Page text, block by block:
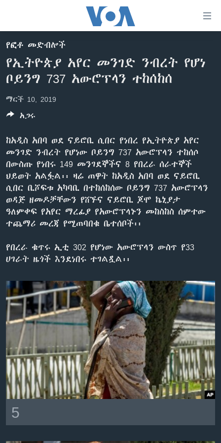
ማገናኛዎች
ዋናው
ይዘት
ወደ
ዋናው
እለፍ
ዋናው
ይዘት
እለፍ
ኢትዮጵያ
ዓለምአቀፍ
መካከለኛው ምሥራቅ
ኑሮ በጤንነት
ከምሽቱ ሦስት ሰዓት የአማርኛ ዜና
የፎቶ መድብሎች
ክምችት
Learning English
ይከተሉን
ቋንቋዎች
የፎቶ መድብሎች
የኢትዮጵያ አየር መንገድ ንብረት የሆነ
ቦይንግ 737 አውሮፕላን ተከሰከሰ
ማርች 10, 2019
ከአዲስ አበባ ወደ ናይሮቢ ሲበር የነበረ የኢትዮጵያ አየር
መንገድ ንብረት የሆነው ቦይንግ 737 አውሮፕላን ተከሰሶ
በውስጡ የነበሩ 149 መንገደኞችና 8 የበረራ ሰራተኞች
ህይወት አልፏል፡፡ ዛሬ ጠዋት ከአዲስ አበባ ወደ ናይሮቢ
ሲበር ቢሾፍቱ አካባቢ በተከሰከሰው ቦይንግ 737 አውሮፕላን
ወዳጅ ዘመዶቻቸውን የሸኙና ናይሮቢ ጆሞ ኬኒያታ
ዓለምቀፍ የአየር ማረፊያ የአውሮፕላኑን መከስከስ ሰምተው
ተጨማሪ መረጃ የሚጠባበቁ ቤተሰቦች፡፡
የበረራ ቁጥሩ ኢቲ 302 የሆነው አውሮፕላን ውስጥ የ33
ሀገራት ዜጎች እንደነበሩ ተገልጿል፡፡
5
አጋሩ